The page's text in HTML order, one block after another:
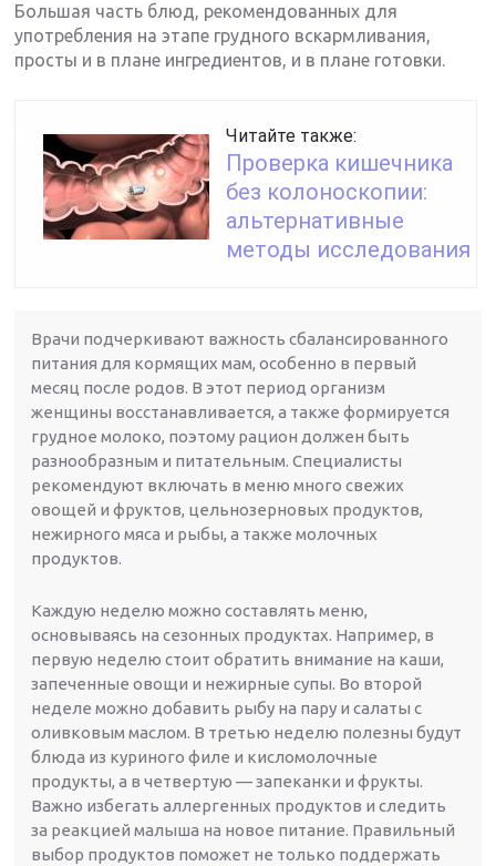
Большая часть блюд, рекомендованных для
употребления на этапе грудного вскармливания,
просты и в плане ингредиентов, и в плане готовки.
Читайте также:
Проверка кишечника
без колоноскопии:
альтернативные
методы исследования
Врачи подчеркивают важность сбалансированного
питания для кормящих мам, особенно в первый
месяц после родов. В этот период организм
женщины восстанавливается, а также формируется
грудное молоко, поэтому рацион должен быть
разнообразным и питательным. Специалисты
рекомендуют включать в меню много свежих
овощей и фруктов, цельнозерновых продуктов,
нежирного мяса и рыбы, а также молочных
продуктов.
Каждую неделю можно составлять меню,
основываясь на сезонных продуктах. Например, в
первую неделю стоит обратить внимание на каши,
запеченные овощи и нежирные супы. Во второй
неделе можно добавить рыбу на пару и салаты с
оливковым маслом. В третью неделю полезны будут
блюда из куриного филе и кисломолочные
продукты, а в четвертую — запеканки и фрукты.
Важно избегать аллергенных продуктов и следить
за реакцией малыша на новое питание. Правильный
выбор продуктов поможет не только поддержать